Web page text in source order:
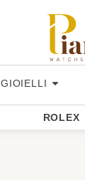
GIOIELLI
ROLEX